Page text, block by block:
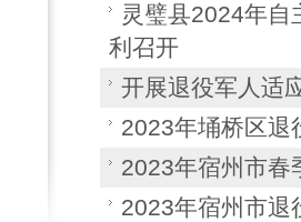
灵璧县2024年自
利召开
开展退役军人适
2023年埇桥区退
2023年宿州市春
2023年宿州市退